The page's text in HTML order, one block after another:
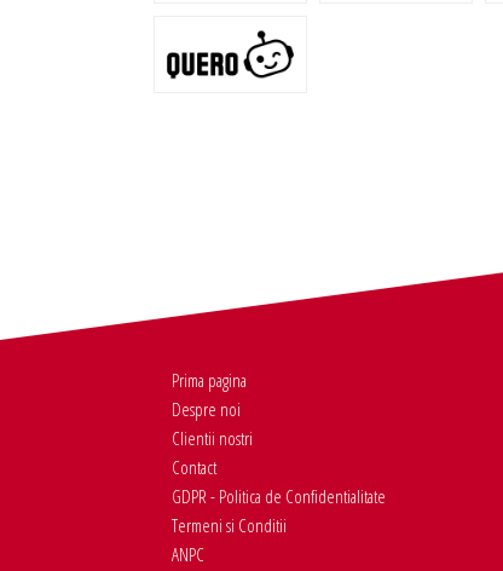
Prima pagina
Despre noi
Clientii nostri
Contact
GDPR - Politica de Confidentialitate
Termeni si Conditii
ANPC